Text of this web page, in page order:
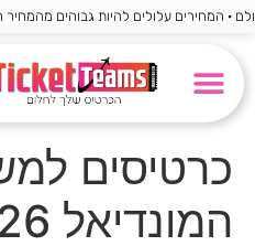
עלולים להיות גבוהים מהמחיר הנקוב
כרטיסים